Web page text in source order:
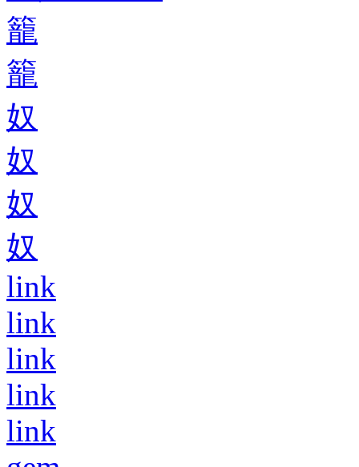
籠
籠
奴
奴
奴
奴
link
link
link
link
link